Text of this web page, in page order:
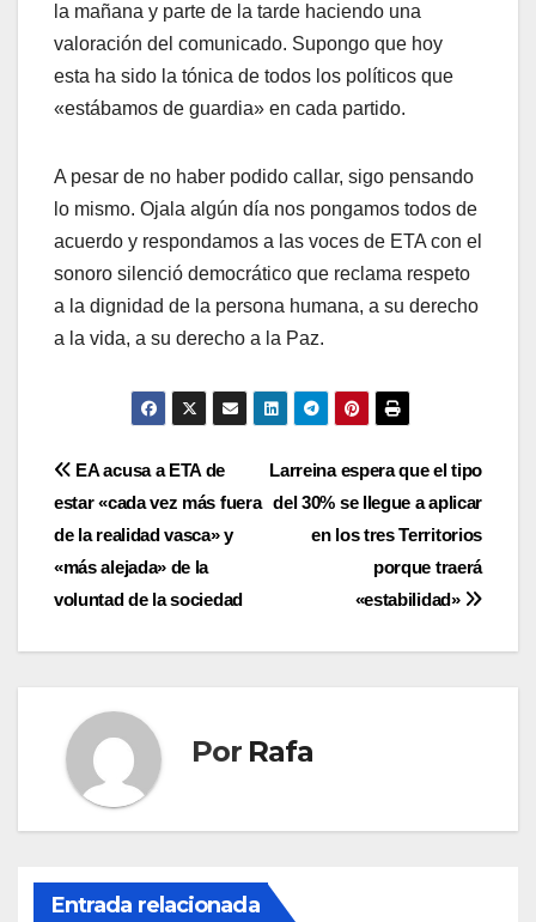
la mañana y parte de la tarde haciendo una
valoración del comunicado. Supongo que hoy
esta ha sido la tónica de todos los polí­ticos que
«estábamos de guardia» en cada partido.
A pesar de no haber podido callar, sigo pensando
lo mismo. Ojala algún dí­a nos pongamos todos de
acuerdo y respondamos a las voces de ETA con el
sonoro silenció democrático que reclama respeto
a la dignidad de la persona humana, a su derecho
a la vida, a su derecho a la Paz.
Navegación
de
entradas
Larreina espera que el tipo
del 30% se llegue a aplicar
en los tres Territorios
porque traerá
«estabilidad»
EA acusa a ETA de
estar «cada vez más fuera
de la realidad vasca» y
«más alejada» de la
voluntad de la sociedad
Por Rafa
Entrada relacionada